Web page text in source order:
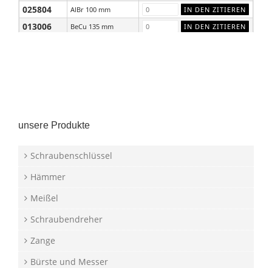
025804 AlBr 100 mm
013006 BeCu 135 mm
unsere Produkte
Schraubenschlüssel
Hämmer
Meißel
Schraubendreher
Zange
Bürste und Messer